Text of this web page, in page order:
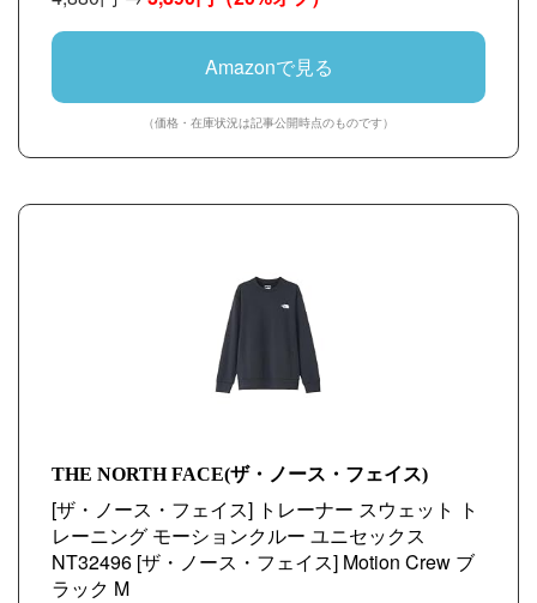
Amazonで見る
（価格・在庫状況は記事公開時点のものです）
THE NORTH FACE(ザ・ノース・フェイス)
[ザ・ノース・フェイス] トレーナー スウェット ト
レーニング モーションクルー ユニセックス
NT32496 [ザ・ノース・フェイス] Motion Crew ブ
ラック M